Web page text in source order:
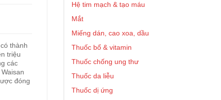
Hệ tim mạch & tạo máu
Mắt
Miếng dán, cao xoa, dầu
Thuốc bổ & vitamin
Thuốc chống ung thư
Thuốc da liễu
Thuốc dị ứng
thành
triệu
các
đóng